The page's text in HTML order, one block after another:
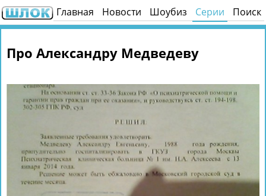
Главная Новости Шоубиз Серии Поиск
Про Александру Медведеву